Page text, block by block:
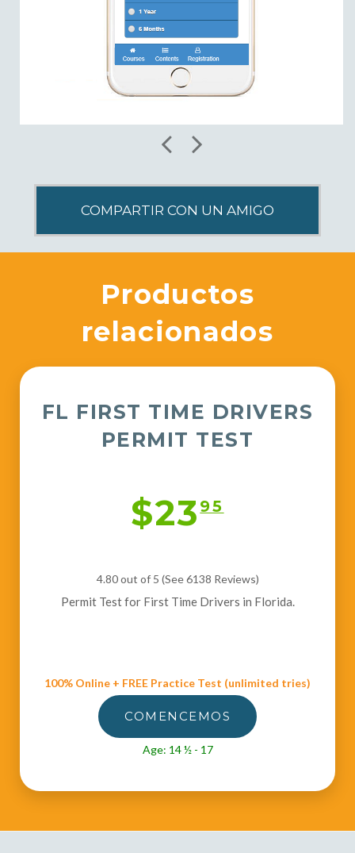
Productos
relacionados
FL FIRST TIME DRIVERS
PERMIT TEST
$2395
4.80 out of 5 (See 6138 Reviews)
Permit Test for First Time Drivers in Florida.
100% Online + FREE Practice Test (unlimited tries)
COMENCEMOS
Age: 14 ½ - 17